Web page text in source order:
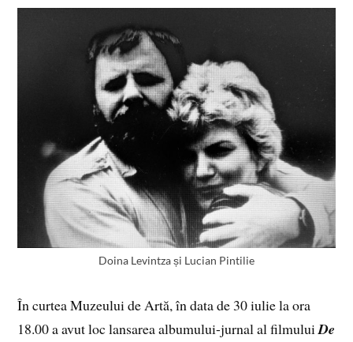
Doina Levintza și Lucian Pintilie
În curtea Muzeului de Artă, în data de 30 iulie la ora
18.00 a avut loc lansarea albumului-jurnal al filmuluiDe